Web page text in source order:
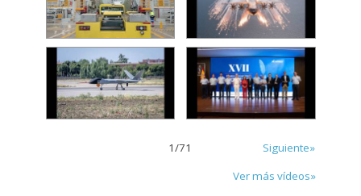
1/71
Siguiente»
Ver más vídeos»